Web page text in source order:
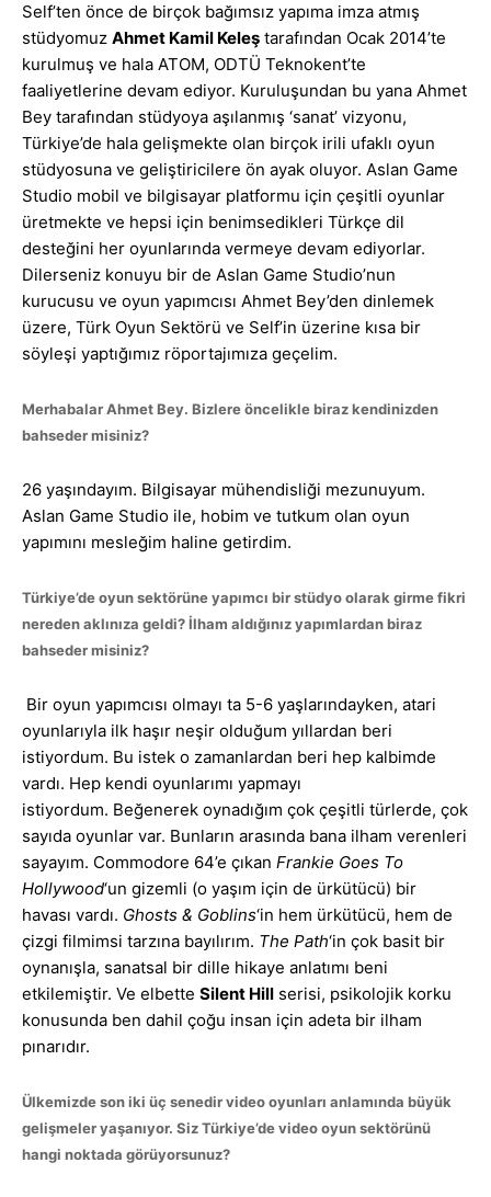
Self’ten önce de birçok bağımsız yapıma imza atmış
stüdyomuz Ahmet Kamil Keleş tarafından Ocak 2014’te
kurulmuş ve hala ATOM, ODTÜ Teknokent’te
faaliyetlerine devam ediyor. Kuruluşundan bu yana Ahmet
Bey tarafından stüdyoya aşılanmış ‘sanat’ vizyonu,
Türkiye’de hala gelişmekte olan birçok irili ufaklı oyun
stüdyosuna ve geliştiricilere ön ayak oluyor. Aslan Game
Studio mobil ve bilgisayar platformu için çeşitli oyunlar
üretmekte ve hepsi için benimsedikleri Türkçe dil
desteğini her oyunlarında vermeye devam ediyorlar.
Dilerseniz konuyu bir de Aslan Game Studio’nun
kurucusu ve oyun yapımcısı Ahmet Bey’den dinlemek
üzere, Türk Oyun Sektörü ve Self’in üzerine kısa bir
söyleşi yaptığımız röportajımıza geçelim.
Merhabalar Ahmet Bey. Bizlere öncelikle biraz kendinizden
bahseder misiniz?
26 yaşındayım. Bilgisayar mühendisliği mezunuyum.
Aslan Game Studio ile, hobim ve tutkum olan oyun
yapımını mesleğim haline getirdim.
Türkiye’de oyun sektörüne yapımcı bir stüdyo olarak girme fikri
nereden aklınıza geldi? İlham aldığınız yapımlardan biraz
bahseder misiniz?
Bir oyun yapımcısı olmayı ta 5-6 yaşlarındayken, atari
oyunlarıyla ilk haşır neşir olduğum yıllardan beri
istiyordum. Bu istek o zamanlardan beri hep kalbimde
vardı. Hep kendi oyunlarımı yapmayı
istiyordum. Beğenerek oynadığım çok çeşitli türlerde, çok
sayıda oyunlar var. Bunların arasında bana ilham verenleri
sayayım. Commodore 64’e çıkan Frankie Goes To
Hollywood‘un gizemli (o yaşım için de ürkütücü) bir
havası vardı. Ghosts & Goblins‘in hem ürkütücü, hem de
çizgi filmimsi tarzına bayılırım. The Path‘in çok basit bir
oynanışla, sanatsal bir dille hikaye anlatımı beni
etkilemiştir. Ve elbette Silent Hill serisi, psikolojik korku
konusunda ben dahil çoğu insan için adeta bir ilham
pınarıdır.
Ülkemizde son iki üç senedir video oyunları anlamında büyük
gelişmeler yaşanıyor. Siz Türkiye’de video oyun sektörünü
hangi noktada görüyorsunuz?